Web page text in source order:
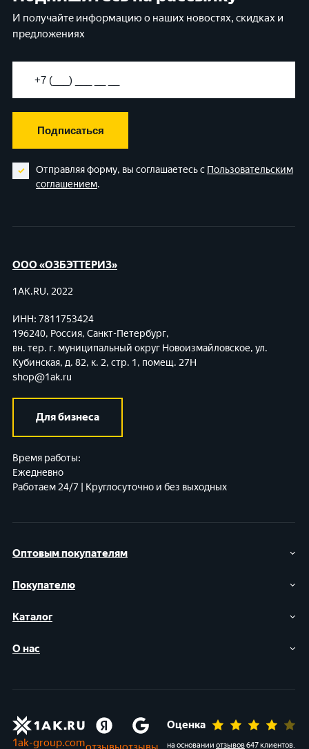
И получайте информацию о наших новостях, скидках и
предложениях
Подписаться
Отправляя форму, вы соглашаетесь с Пользовательским
соглашением.
Оптовым покупателям
Покупателю
Каталог
О нас
ООО «ОЗБЭТТЕРИЗ»
1AK.RU, 2022
ИНН: 7811753424
196240, Россия, Санкт-Петербург,
вн. тер. г. муниципальный округ Новоизмайловское, ул.
Кубинская, д. 82, к. 2, стр. 1, помещ. 27Н
shop@1ak.ru
Для бизнеса
Время работы:
Ежедневно
Работаем 24/7 | Круглосуточно и без выходных
1ak-group.com
Оценка
на основании отзывов647 клиентов.